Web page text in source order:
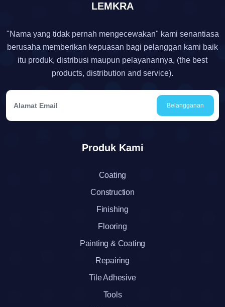
LEMKRA
"Nama yang tidak pernah mengecewakan" kami senantiasa
berusaha memberikan kepuasan bagi pelanggan kami baik
itu produk, distribusi maupun pelayanannya, (the best
products, distribution and service).
Belangganan
Produk Kami
Coating
Construction
Finishing
Flooring
Painting & Coating
Repairing
Tile Adhesive
Tools